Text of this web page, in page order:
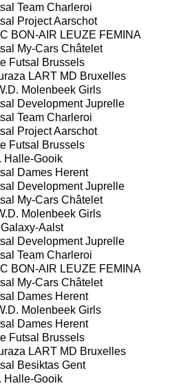
Team Charleroi
Project Aarschot
BON-AIR LEUZE FEMINA
My-Cars Châtelet
Futsal Brussels
LART MD Bruxelles
Molenbeek Girls
Development Juprelle
Team Charleroi
Project Aarschot
Futsal Brussels
Halle-Gooik
Dames Herent
Development Juprelle
My-Cars Châtelet
Molenbeek Girls
Aalst
Development Juprelle
Team Charleroi
BON-AIR LEUZE FEMINA
My-Cars Châtelet
Dames Herent
Molenbeek Girls
Dames Herent
Futsal Brussels
LART MD Bruxelles
Besiktas Gent
Halle-Gooik